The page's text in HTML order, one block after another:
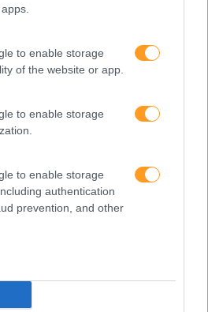
to enable storage
of the website or app.
to enable storage
to enable storage
authentication
prevention, and other
ajustadas
À